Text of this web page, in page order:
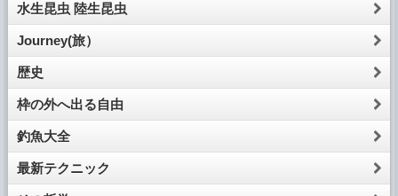
水生昆虫 陸生昆虫
Journey(旅）
歴史
枠の外へ出る自由
釣魚大全
最新テクニック